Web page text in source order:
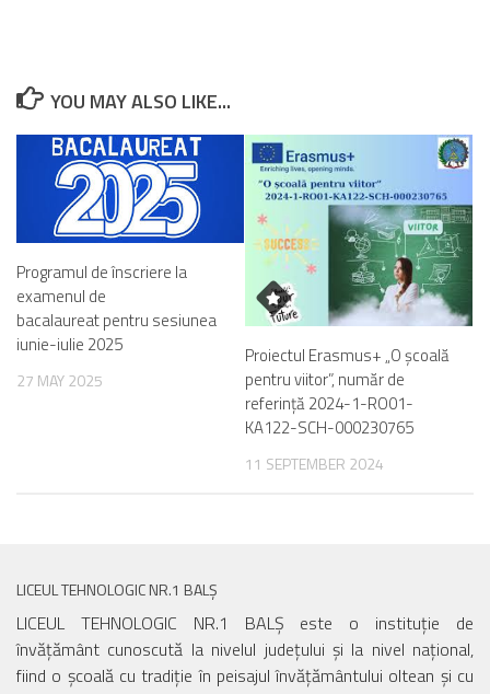
YOU MAY ALSO LIKE...
Programul de înscriere la
examenul de
bacalaureat pentru sesiunea
iunie-iulie 2025
27 MAY 2025
Proiectul Erasmus+ „O școală
pentru viitor”, număr de
referință 2024-1-RO01-
KA122-SCH-000230765
11 SEPTEMBER 2024
LICEUL TEHNOLOGIC NR.1 BALȘ
LICEUL TEHNOLOGIC NR.1 BALȘ este o instituție de
învățământ cunoscută la nivelul județului și la nivel național,
fiind o școală cu tradiție în peisajul învățământului oltean și cu